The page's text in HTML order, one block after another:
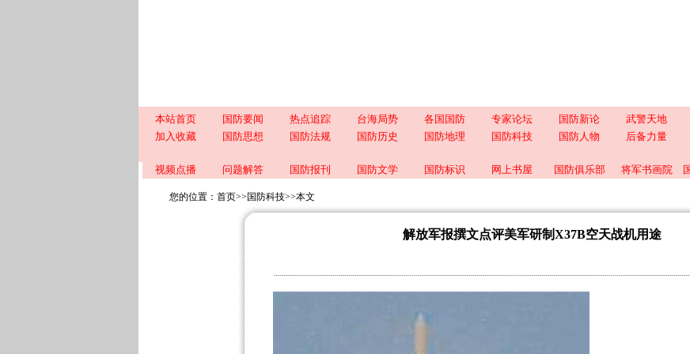
本站首页 国防要闻 热点追踪 台海局势 各国国防 专家论坛 国防新论 武警天地
加入收藏
国防思想 国防法规 国防历史 国防地理 国防科技 国防人物 后备力量
视频点播
问题解答 国防报刊 国防文学 国防标识 网上书屋 国防俱乐部 将军书画院
您的位置： 首页>> 国防科技>>本文
解放军报撰文点评美军研制X37B空天战机用途